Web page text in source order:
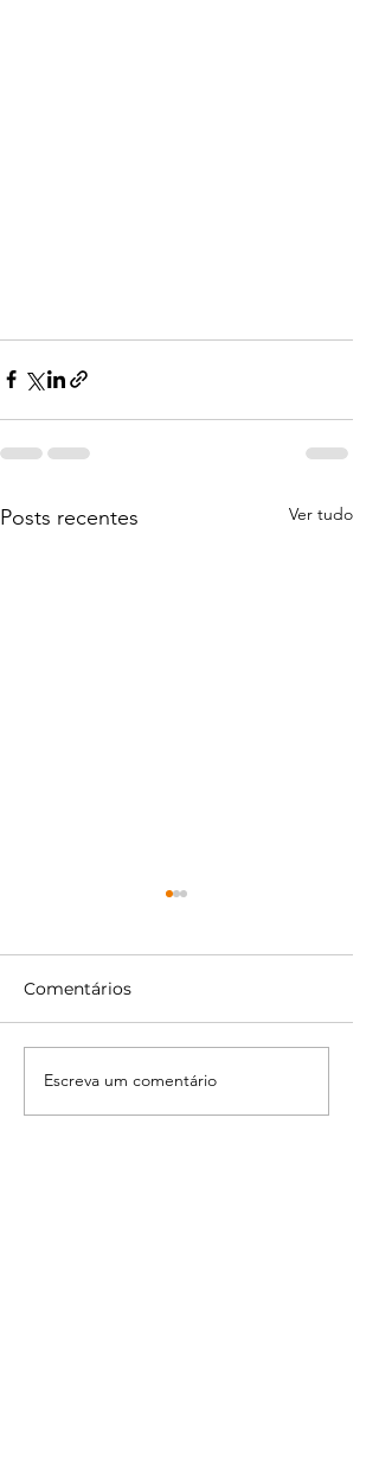
Posts recentes Ver tudo
Solstício de Verão
Comentários
Escreva um comentário